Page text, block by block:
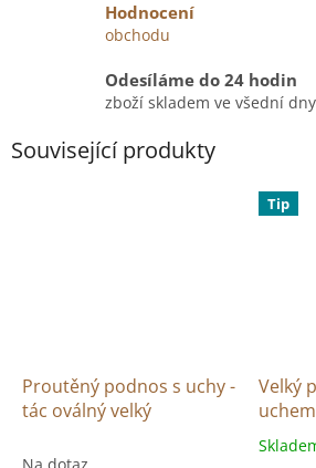
Hodnocení
obchodu
Odesíláme do 24 hodin
zboží skladem ve všední dny
Související produkty
Proutěný podnos s uchy -
tác oválný velký
Tip
Velký
uchem - pomocník na